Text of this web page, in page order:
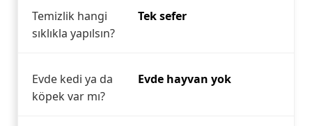
Temizlik hangi
sıklıkla yapılsın?
Tek sefer
Evde kedi ya da
köpek var mı?
Evde hayvan yok